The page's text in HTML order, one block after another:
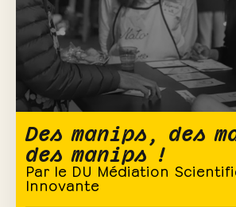
Des manips, des
des manips !
Par le DU Médiation
Innovante